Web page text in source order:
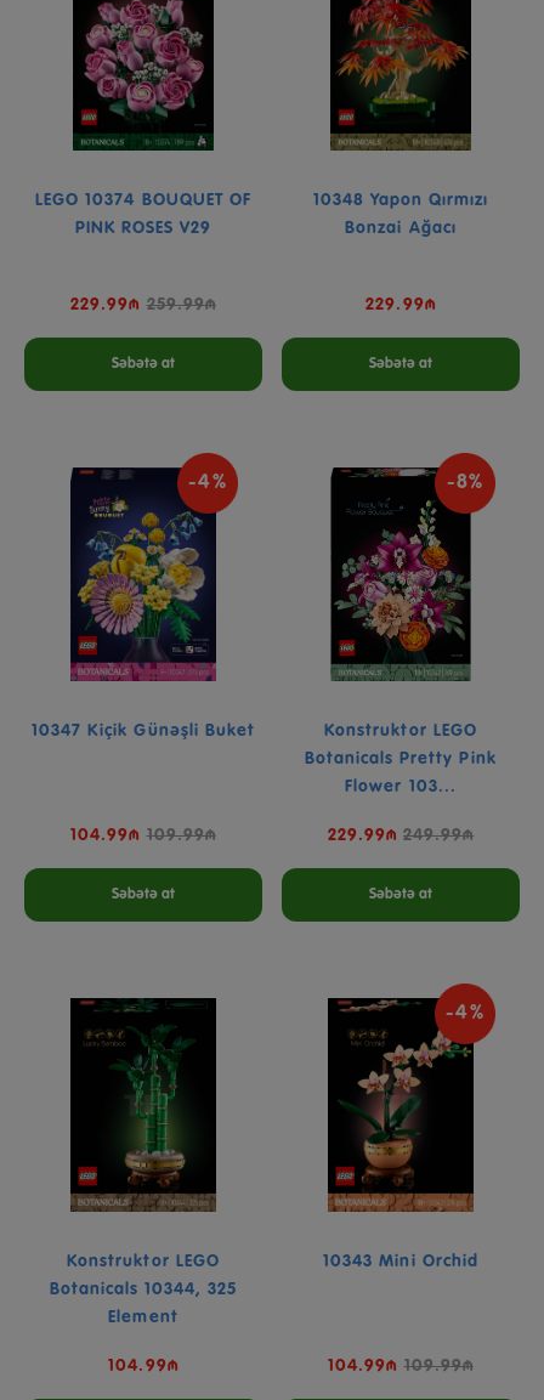
LEGO 10374 BOUQUET OF
PINK ROSES V29
229.99₼ 259.99₼
Səbətə at
10348 Yapon Qırmızı
Bonzai Ağacı
229.99₼
Səbətə at
-4%
10347 Kiçik Günəşli Buket
104.99₼ 109.99₼
Səbətə at
-8%
Konstruktor LEGO
Botanicals Pretty Pink
Flower 103...
229.99₼ 249.99₼
Səbətə at
Konstruktor LEGO
Botanicals 10344, 325
Element
104.99₼
-4%
10343 Mini Orchid
104.99₼ 109.99₼